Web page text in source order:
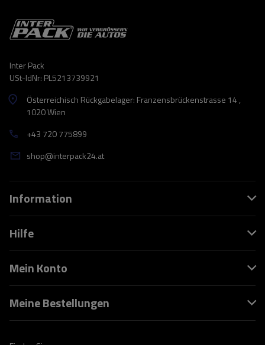
Inter Pack
USt-IdNr: PL5213739921
Österreichisch Rückgabelager: Franzensbrückenstrasse 14 ,
1020 Wien
+43 720 775899
shop@interpack24.at
Information
Hilfe
Mein Konto
Meine Bestellungen